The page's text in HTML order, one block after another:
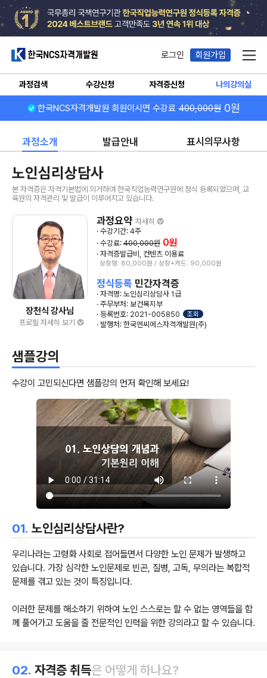
한국NCS자격개발원 로그인 회원가입 메뉴
과정검색 수강신청 자격증신청 나의강의실
한국NCS자격개발원 회원이시면 수강료 400,000원 0원
과정소개 발급안내 표시의무사항
노인심리상담사
본 자격증은 자격기본법에 의거하여 한국직업능력연구원에 정식 등록되었으며, 교
육원의 자격관리 및 발급이 이루어지고 있습니다.
장천식 강사님
프로필 자세히 보기
과정요약 자세히
· 수강기간: 4주
· 수강료: 400,000원 0원
· 자격증발급비, 컨텐츠 이용료
상장형: 80,000원 / 상장+카드: 90,000원
정식등록 민간자격증
· 자격명: 노인심리상담사 1급
· 주무부처: 보건복지부
· 등록번호: 2021-005850
조회
· 발행처: 한국엔씨에스자격개발원(주)
샘플강의
수강이 고민되신다면 샘플강의 먼저 확인해 보세요!
01. 노인심리상담사란?
우리나라는 고령화 사회로 접어들면서 다양한 노인 문제가 발생하고
있습니다. 가장 심각한 노인문제로 빈곤, 질병, 고독, 무의라는 복합적
문제를 겪고 있는 것이 특징입니다.
이러한 문제를 해소하기 위하여 노인 스스로는 할 수 없는 영역들을 함
께 풀어가고 도움을 줄 전문적인 인력을 위한 강의라고 할 수 있습니다.
02. 자격증 취득은 어떻게 하나요?